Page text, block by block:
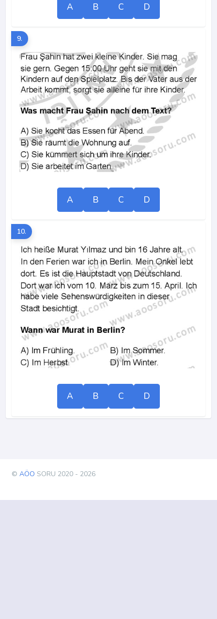
A B C D
9.
A B C D
10.
A B C D
© AÖO SORU 2020 - 2026